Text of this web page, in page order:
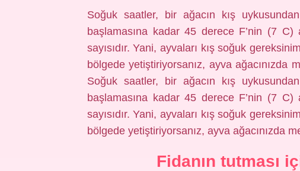
Soğuk saatler, bir ağacın kış
başlamasına kadar 45 derece F’nin (7
sayısıdır. Yani, ayvaları kış soğuk
bölgede yetiştiriyorsanız, ayva ağacınızda
Soğuk saatler, bir ağacın kış
başlamasına kadar 45 derece F’nin (7
sayısıdır. Yani, ayvaları kış soğuk
bölgede yetiştiriyorsanız, ayva ağacınızda
Fidanın tutması